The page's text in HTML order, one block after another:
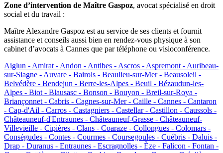
Zone d’intervention de Maître Gaspoz, avocat spécialisé en droit
social et du travail :
Maître Alexandre Gaspoz est au service de ses clients et fournit
assistance et conseils aussi bien en rendez-vous physique à son
cabinet d’avocats à Cannes que par téléphone ou visioconférence.
Aiglun - Amirat - Andon - Antibes - Ascros - Aspremont - Auribeau-
sur-Siagne - Auvare - Bairols - Beaulieu-sur-Mer - Beausoleil -
Belvédère - Bendejun - Berre-les-Alpes - Beuil - Bézaudun-les-
Alpes - Biot - Blausasc - Bonson - Bouyon - Breil-sur-Roya -
Briançonnet - Cabris - Cagnes-sur-Mer - Caille - Cannes - Cantaron
- Cap-d'Ail - Carros - Castagniers - Castellar - Castillon - Caussols -
Châteauneuf-d'Entraunes - Châteauneuf-Grasse - Châteauneuf-
Villevieille - Cipières - Clans - Coaraze - Collongues - Colomars -
Conségudes - Contes - Courmes - Coursegoules - Cuébris - Daluis -
Drap - Duranus - Entraunes - Escragnolles - Èze - Falicon - Fontan -